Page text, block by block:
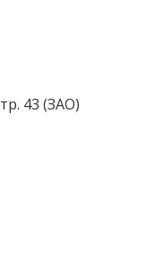
43 (ЗАО)